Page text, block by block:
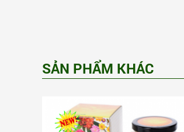
SẢN PHẨM KHÁC